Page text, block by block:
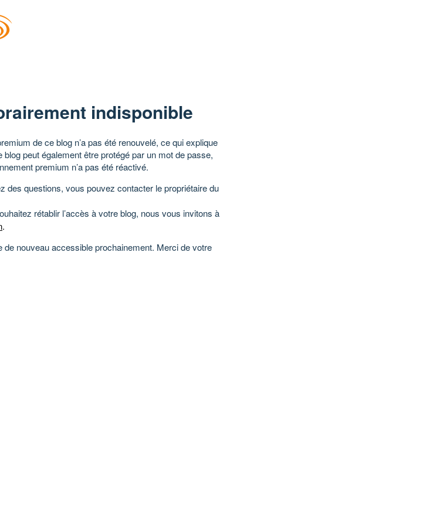
indisponible
de ce blog n’a pas été renouvelé, ce qui explique
peut également être protégé par un mot de passe,
premium n’a pas été réactivé.
des questions, vous pouvez contacter le propriétaire du
rétablir l’accès à votre blog, nous vous invitons à
.
nouveau accessible prochainement. Merci de votre